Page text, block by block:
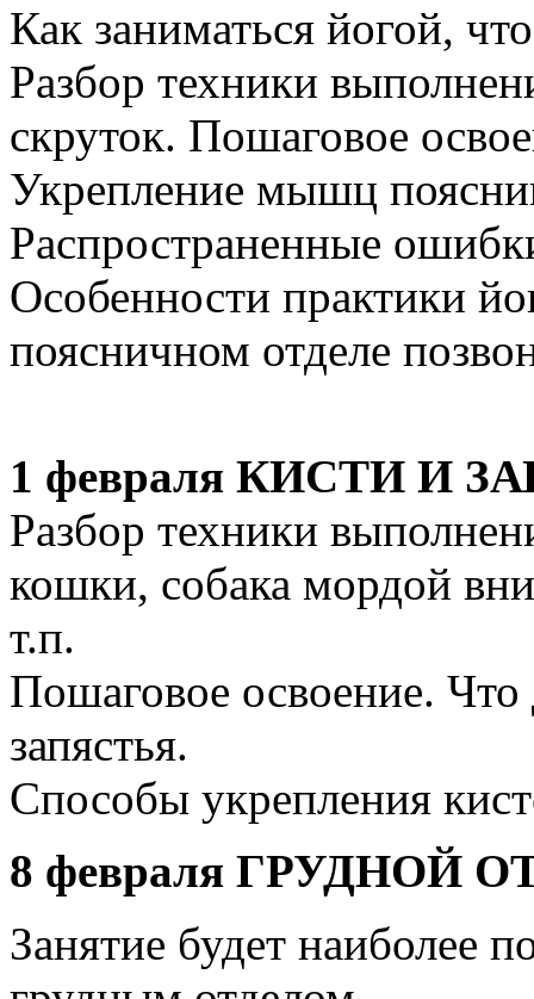
Как заниматься йогой,
Разбор техники
скруток. Пошаговое
Укрепление мышц
Распространенные
Особенности практики
поясничном отделе
1 февраля КИСТИ И
Разбор техники
кошки, собака мордой
т.п.
Пошаговое освоение. Что
запястья.
Способы укрепления
8 февраля ГРУДНОЙ
Занятие будет наиболее